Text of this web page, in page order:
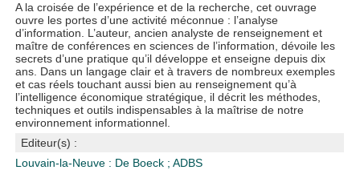
A la croisée de l’expérience et de la recherche, cet ouvrage
ouvre les portes d’une activité méconnue : l’analyse
d’information. L’auteur, ancien analyste de renseignement et
maître de conférences en sciences de l’information, dévoile les
secrets d’une pratique qu’il développe et enseigne depuis dix
ans. Dans un langage clair et à travers de nombreux exemples
et cas réels touchant aussi bien au renseignement qu’à
l’intelligence économique stratégique, il décrit les méthodes,
techniques et outils indispensables à la maîtrise de notre
environnement informationnel.
Editeur(s) :
Louvain-la-Neuve : De Boeck ;ADBS